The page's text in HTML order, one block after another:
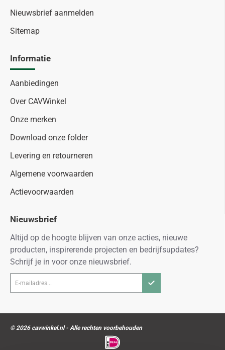
Nieuwsbrief aanmelden
Sitemap
Informatie
Aanbiedingen
Over CAVWinkel
Onze merken
Download onze folder
Levering en retourneren
Algemene voorwaarden
Actievoorwaarden
Nieuwsbrief
Altijd op de hoogte blijven van onze acties, nieuwe
producten, inspirerende projecten en bedrijfsupdates?
Schrijf je in voor onze nieuwsbrief.
mailadres...
© 2026 cavwinkel.nl - Alle rechten voorbehouden